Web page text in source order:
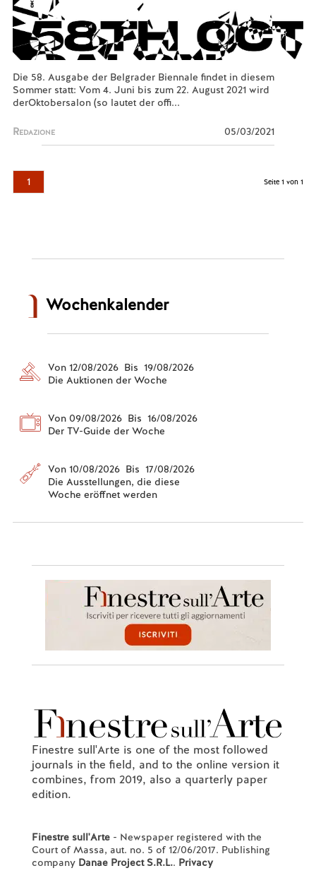
Die 58. Ausgabe der Belgrader Biennale findet in diesem
Sommer statt: Vom 4. Juni bis zum 22. August 2021 wird
derOktobersalon (so lautet der offi...
Redazione 05/03/2021
1 Seite 1 von 1
Wochenkalender
Von 12/08/2026 Bis 19/08/2026
Die Auktionen der Woche
Von 09/08/2026 Bis 16/08/2026
Der TV-Guide der Woche
Von 10/08/2026 Bis 17/08/2026
Die Ausstellungen, die diese
Woche eröffnet werden
Finestre sull'Arte is one of the most followed
journals in the field, and to the online version it
combines, from 2019, also a quarterly paper
edition.
Finestre sull'Arte- Newspaper registered with the
Court of Massa, aut. no. 5 of 12/06/2017. Publishing
company Danae Project S.R.L.. Privacy